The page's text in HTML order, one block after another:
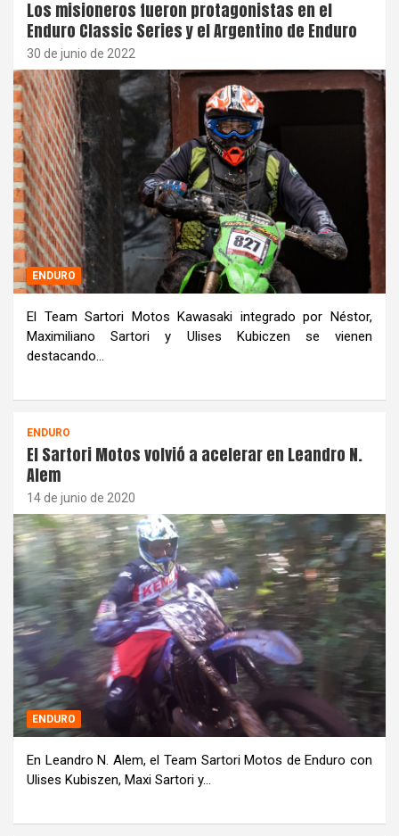
Los misioneros fueron protagonistas en el
Enduro Classic Series y el Argentino de Enduro
30 de junio de 2022
ENDURO
El Team Sartori Motos Kawasaki integrado por Néstor,
Maximiliano Sartori y Ulises Kubiczen se vienen
destacando…
ENDURO
El Sartori Motos volvió a acelerar en Leandro N.
Alem
14 de junio de 2020
ENDURO
En Leandro N. Alem, el Team Sartori Motos de Enduro con
Ulises Kubiszen, Maxi Sartori y…